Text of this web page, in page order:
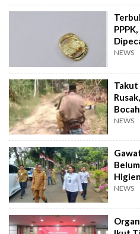
NEWS
Takut
NEWS
NEWS